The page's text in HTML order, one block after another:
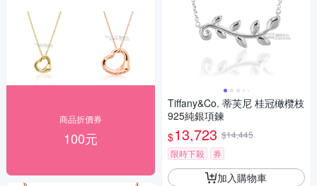
商品折價券
100元
Tiffany&Co. 蒂芙尼 桂冠橄欖枝
925純銀項鍊
$13,723 $14,445
限時下殺
券
加入購物車